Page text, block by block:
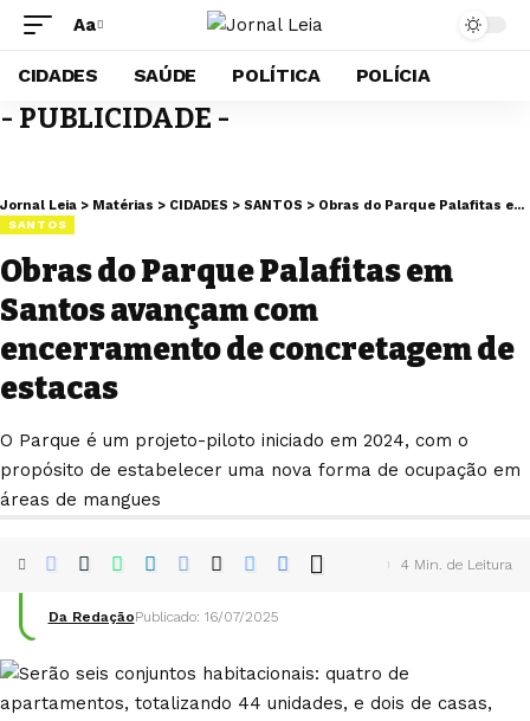
Redimensionar
Fonte
Aa
CIDADES SAÚDE POLÍTICA POLÍCIA
- PUBLICIDADE -
Jornal Leia > Matérias > CIDADES > SANTOS > Obras do Parque Palafitas em Santos avançam com encerramento de concretagem de estacas
SANTOS
Obras do Parque Palafitas em
Santos avançam com
encerramento de concretagem de
estacas
O Parque é um projeto-piloto iniciado em 2024, com o
propósito de estabelecer uma nova forma de ocupação em
áreas de mangues
Da RedaçãoPublicado: 16/07/2025
4 Min. de Leitura